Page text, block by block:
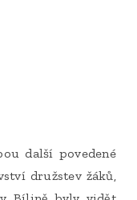
další povedené
družstev žáků,